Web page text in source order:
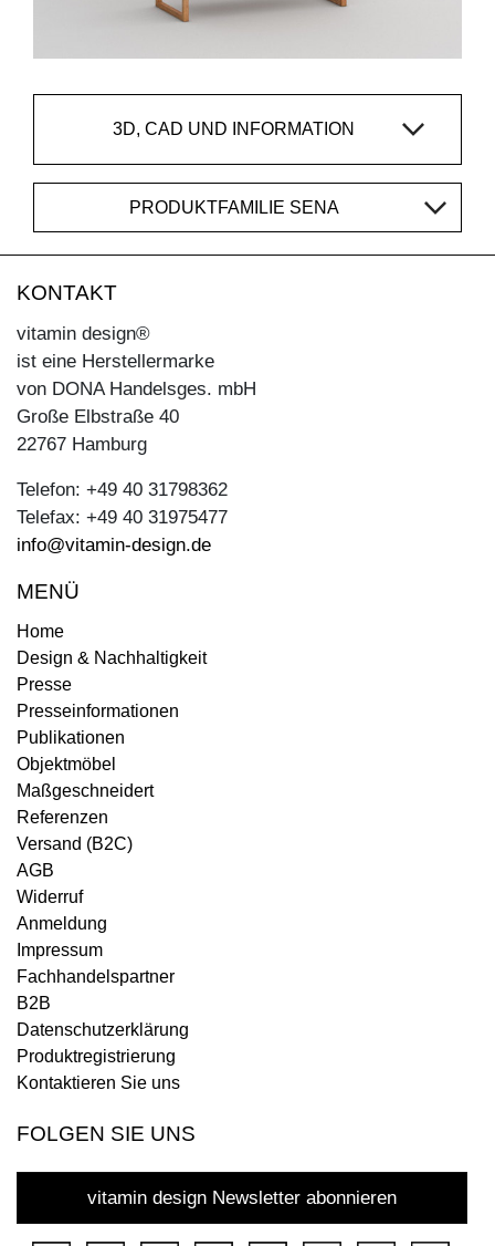
3D, CAD UND INFORMATION
PRODUKTFAMILIE SENA
KONTAKT
vitamin design®
ist eine Herstellermarke
von DONA Handelsges. mbH
Große Elbstraße 40
22767 Hamburg
Telefon: +49 40 31798362
Telefax: +49 40 31975477
info@vitamin-design.de
MENÜ
Home
Design & Nachhaltigkeit
Presse
Presseinformationen
Publikationen
Objektmöbel
Maßgeschneidert
Referenzen
Versand (B2C)
AGB
Widerruf
Anmeldung
Impressum
Fachhandelspartner
B2B
Datenschutzerklärung
Produktregistrierung
Kontaktieren Sie uns
FOLGEN SIE UNS
vitamin design Newsletter abonnieren